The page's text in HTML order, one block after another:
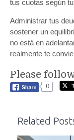
tus cuotas según
Administrar tus
sostener un
no está en
realmente te
Please
0
Related